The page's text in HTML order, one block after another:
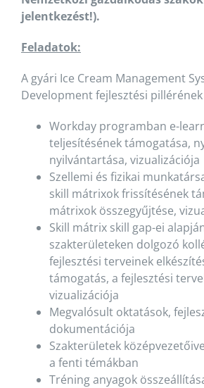
jelentkezést!).
Feladatok:
A gyári Ice Cream Management
Development fejlesztési
Workday programban e-
teljesítésének támogatása,
nyilvántartása, vizualizációja
Szellemi és fizikai
skill mátrixok frissítésének
mátrixok összegyűjtése,
Skill mátrix skill gap-ei
szakterületeken dolgozó
fejlesztési terveinek
támogatás, a fejlesztési
vizualizációja
Megvalósult oktatások,
dokumentációja
Szakterületek
a fenti témákban
Tréning anyagok